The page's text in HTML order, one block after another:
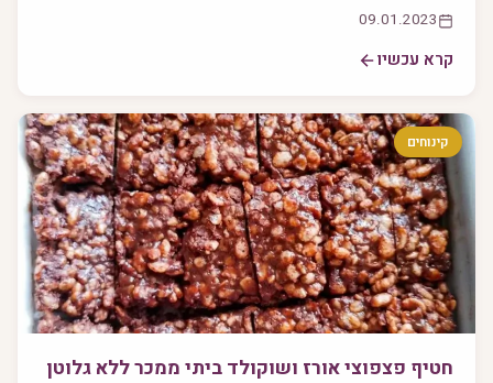
09.01.2023
קרא עכשיו
קינוחים
חטיף פצפוצי אורז ושוקולד ביתי ממכר ללא גלוטן